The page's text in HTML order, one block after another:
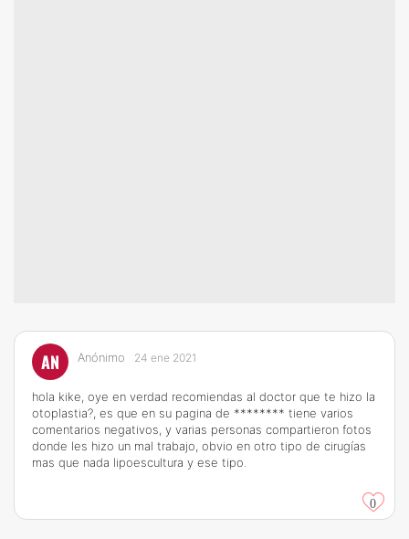
AN Anónimo 24 ene 2021
hola kike, oye en verdad recomiendas al doctor que te hizo la
otoplastia?, es que en su pagina de ******** tiene varios
comentarios negativos, y varias personas compartieron fotos
donde les hizo un mal trabajo, obvio en otro tipo de cirugías
mas que nada lipoescultura y ese tipo.
0